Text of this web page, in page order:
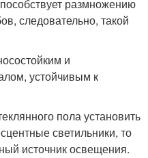
размножению
следовательно, такой
и
устойчивым к
пола установить
светильники, то
источник освещения.